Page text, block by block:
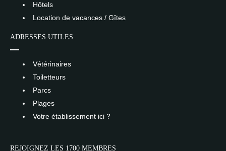
Hôtels
Location de vacances / Gîtes
ADRESSES UTILES
Vétérinaires
Toiletteurs
Parcs
Plages
Votre établissement ici ?
REJOIGNEZ LES 1700 MEMBRES